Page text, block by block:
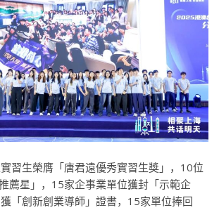
習生榮膺「唐君遠優秀實習生獎」，10位
薦星」，15家企事業單位獲封「示範企
「創新創業導師」證書，15家單位捧回